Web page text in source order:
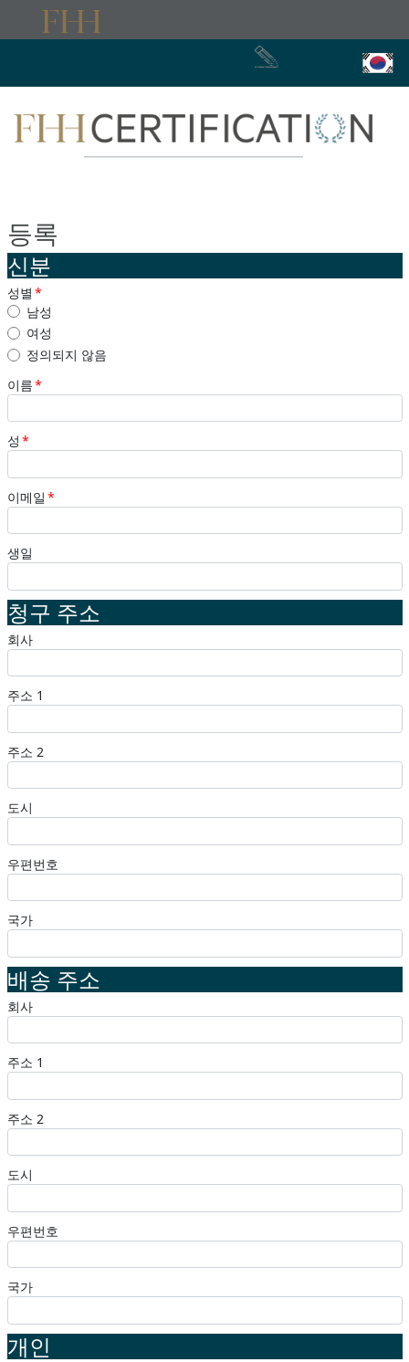
등록
등록
신분
성별 *
남성
여성
정의되지 않음
이름*
성 *
이메일 *
생일
청구 주소
회사
주소 1
주소 2
도시
우편번호
국가
배송 주소
회사
주소 1
주소 2
도시
우편번호
국가
개인